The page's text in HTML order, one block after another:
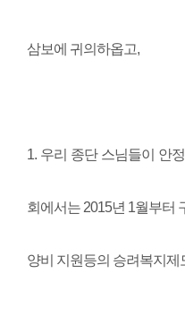
삼보에 귀의하옵고,
1. 우리 종단 스님들이 안
회에서는 2015년 1월부터
양비 지원등의 승려복지